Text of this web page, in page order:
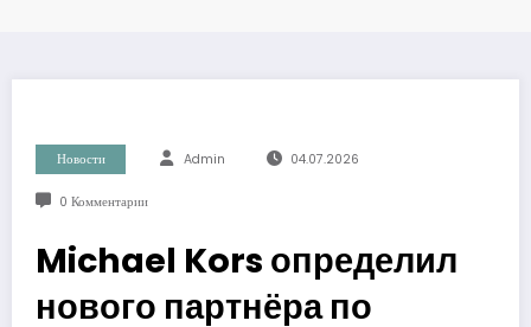
Новости Admin 04.07.2026
0 Комментарии
Michael Kors определил
нового партнёра по